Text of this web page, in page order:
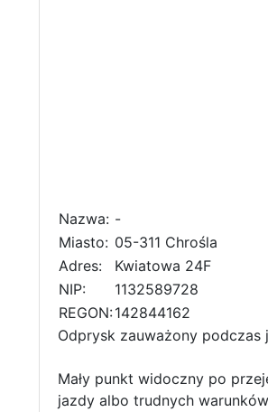
Nazwa: -
Miasto: 05-311 Chrośla
Adres:
Kwiatowa 24F
NIP:
1132589728
REGON:142844162
Odprysk zauważony
Mały punkt widoczny po
jazdy albo trudnych